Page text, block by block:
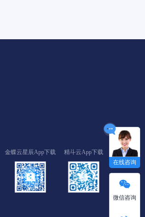
在线咨询
微信咨询
金蝶云星辰App下载 精斗云App下载